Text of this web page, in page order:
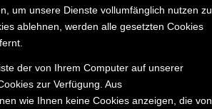
um unsere Dienste vollumfänglich nutzen zu
ablehnen, werden alle gesetzten Cookies
der von Ihrem Computer auf unserer
zur Verfügung. Aus
wie Ihnen keine Cookies anzeigen, die von